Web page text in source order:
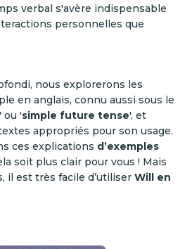
verbal s'avère indispensable
personnelles que
nous explorerons les
en anglais, connu aussi sous le
' ou 'simple future tense', et
appropriés pour son usage.
ces explications d’exemples
soit plus clair pour vous ! Mais
il est très facile d’utiliser Will en